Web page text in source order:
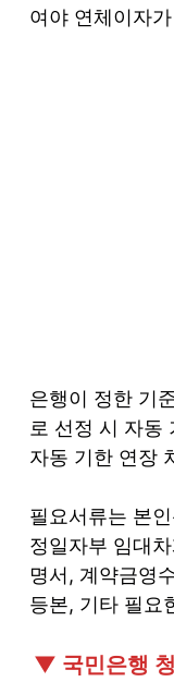
여야 연체이자
은행이 정한 기
로 선정 시 자동
자동 기한 연장
필요서류는 본
정일자부 임대
명서, 계약금영
등본, 기타 필요
▼ 국민은행